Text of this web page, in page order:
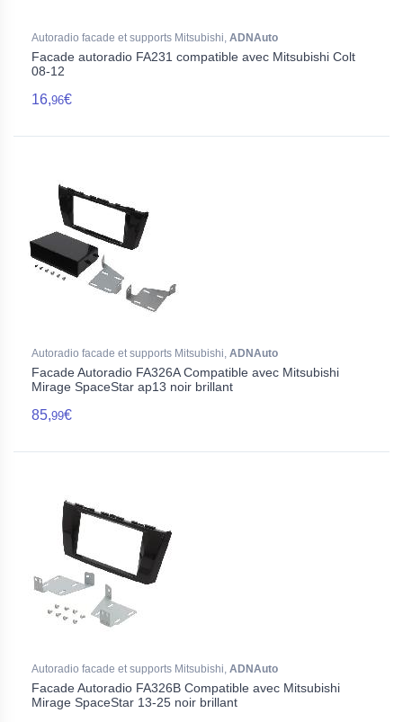
Autoradio facade et supports Mitsubishi, ADNAuto
Facade autoradio FA231 compatible avec Mitsubishi Colt
08-12
16,96€
Autoradio facade et supports Mitsubishi, ADNAuto
Facade Autoradio FA326A Compatible avec Mitsubishi
Mirage SpaceStar ap13 noir brillant
85,99€
Autoradio facade et supports Mitsubishi, ADNAuto
Facade Autoradio FA326B Compatible avec Mitsubishi
Mirage SpaceStar 13-25 noir brillant